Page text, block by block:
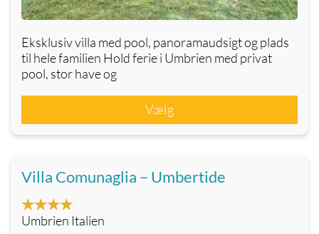
Eksklusiv villa med pool, panoramaudsigt og plads
til hele familien Hold ferie i Umbrien med privat
pool, stor have og
Vælg
Villa Comunaglia – Umbertide
Umbrien Italien